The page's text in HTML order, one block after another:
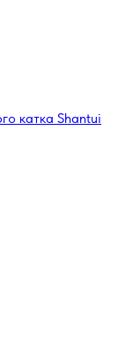
катка Shantui